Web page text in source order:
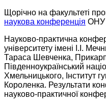
Щорічно на факультеті
наукова конференція ОНУ
Науково-практична
університету імені І.І.
Тараса Шевченка,
Південноукраїнський
Хмельницького, Інститут
Короленка. Результати
науково-практичної